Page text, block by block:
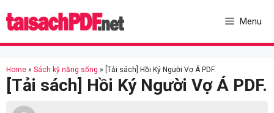
to
Menu
Home » Sách kỹ năng sống » [Tải sách] Hồi Ký Người Vợ Á PDF.
[Tải sách] Hồi Ký Người Vợ Á PDF.